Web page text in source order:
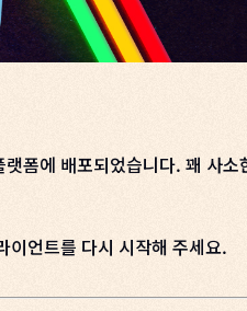
폼에 배포되었습니다. 꽤 사
이언트를 다시 시작해 주세요.